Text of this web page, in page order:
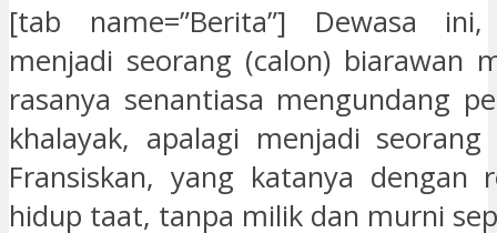
[tab name=”Berita”] Dewasa
menjadi seorang (calon) biarawan
rasanya senantiasa mengundang
khalayak, apalagi menjadi
Fransiskan, yang katanya dengan
hidup taat, tanpa milik dan murni